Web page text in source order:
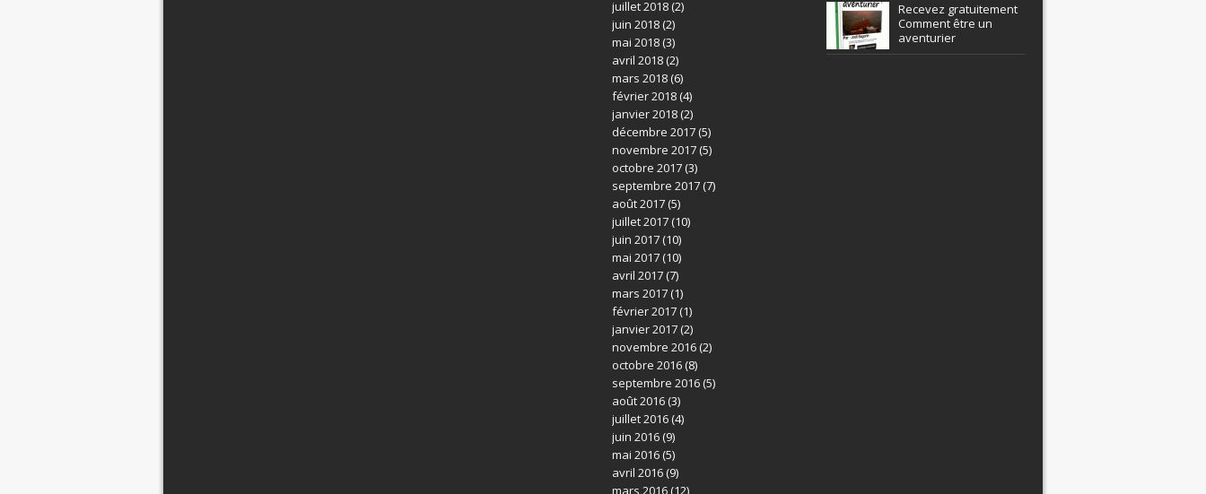
juillet 2018(2)
juin 2018(2)
mai 2018(3)
avril 2018(2)
mars 2018(6)
février 2018(4)
janvier 2018(2)
décembre 2017(5)
novembre 2017(5)
octobre 2017(3)
septembre 2017(7)
août 2017(5)
juillet 2017(10)
juin 2017(10)
mai 2017(10)
avril 2017(7)
mars 2017(1)
février 2017(1)
janvier 2017(2)
novembre 2016(2)
octobre 2016(8)
septembre 2016(5)
août 2016(3)
juillet 2016(4)
juin 2016(9)
mai 2016(5)
avril 2016(9)
mars 2016(12)
Recevez gratuitement
Comment être un
aventurier